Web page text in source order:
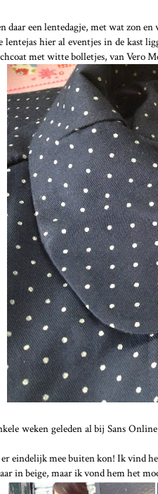
daar een lentedagje, met wat zon
hier al eventjes in de kast
met witte bolletjes, van Vero
weken geleden al bij Sans
eindelijk mee buiten kon! Ik vind
in beige, maar ik vond hem het